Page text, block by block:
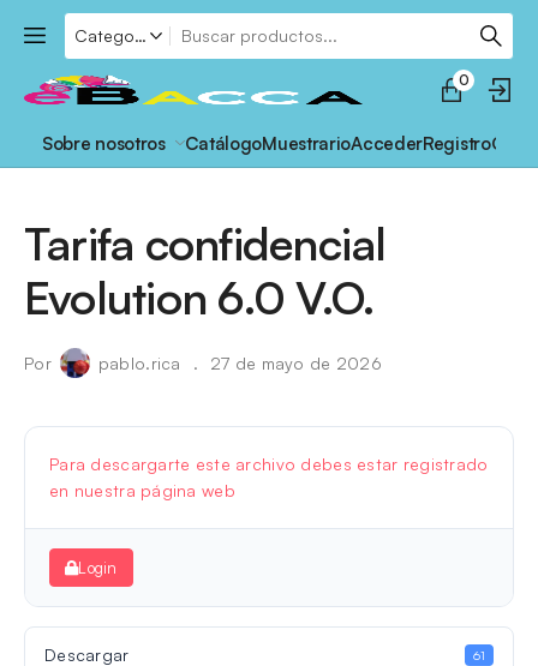
0
Sobre nosotros CatálogoMuestrarioAccederRegistro
Tarifa confidencial
Evolution 6.0 V.O.
Por pablo.rica 27 de mayo de 2026
Para descargarte este archivo debes estar registrado
en nuestra página web
Login
Descargar 61